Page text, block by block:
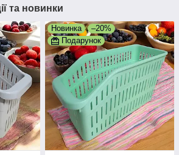
та новинки
Новинка
–20%
Подарунок